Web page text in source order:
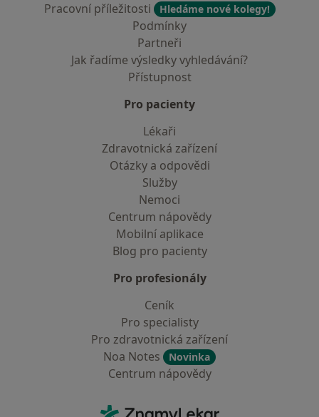
Pracovní příležitosti
Hledáme nové kolegy!
Podmínky
Partneři
Jak řadíme výsledky vyhledávání?
Přístupnost
Pro pacienty
Lékaři
Zdravotnická zařízení
Otázky a odpovědi
Služby
Nemoci
Centrum nápovědy
Mobilní aplikace
Blog pro pacienty
Pro profesionály
Ceník
Pro specialisty
Pro zdravotnická zařízení
Noa Notes
Novinka
Centrum nápovědy
ZnamyLekar - Hlavní stránka